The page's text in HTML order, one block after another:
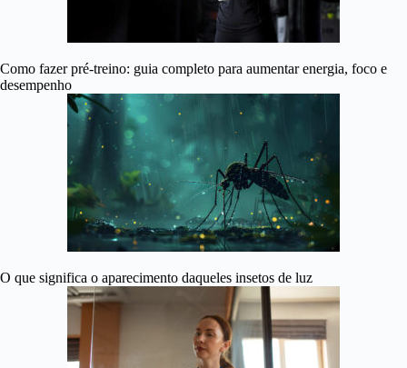
Como fazer pré-treino: guia completo para aumentar energia, foco e
desempenho
O que significa o aparecimento daqueles insetos de luz